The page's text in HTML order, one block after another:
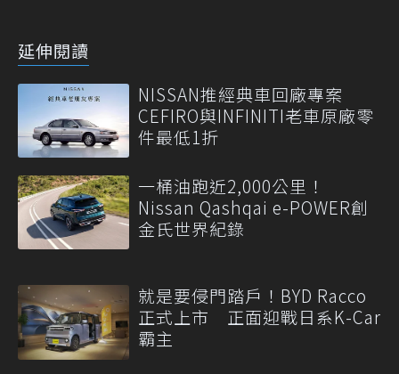
延伸閱讀
NISSAN推經典車回廠專案
CEFIRO與INFINITI老車原廠零
件最低1折
一桶油跑近2,000公里！
Nissan Qashqai e-POWER創
金氏世界紀錄
就是要侵門踏戶！BYD Racco
正式上市 正面迎戰日系K-Car
霸主